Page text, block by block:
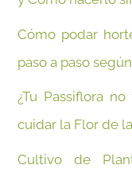
Cómo podar
paso a paso
¿Tu Passiflora
cuidar la Flor de
Cultivo de